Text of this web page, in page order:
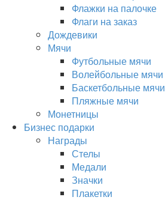
Флажки на палочке
Флаги на заказ
Дождевики
Мячи
Футбольные мячи
Волейбольные мячи
Баскетбольные мячи
Пляжные мячи
Монетницы
Бизнес подарки
Награды
Стелы
Медали
Значки
Плакетки